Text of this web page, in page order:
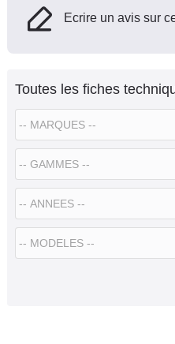
Ecrire un avis sur
Toutes les fiches